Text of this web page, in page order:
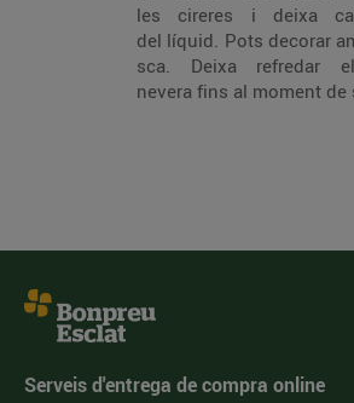
les cireres i deixa
del líquid. Pots decorar
sca. Deixa refredar
nevera fins al moment de
Serveis d'entrega de compra online